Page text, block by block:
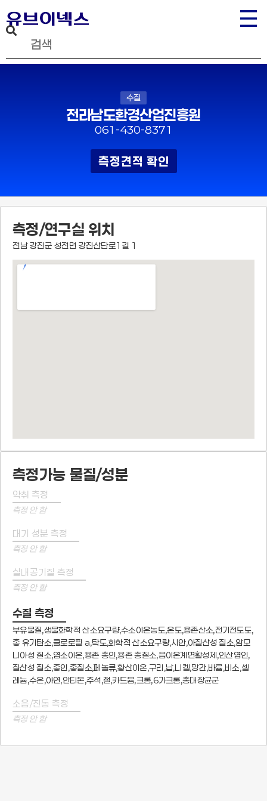
수질
전라남도환경산업진흥원
061-430-8371
측정견적 확인
측정/연구실 위치
전남 강진군 성전면 강진산단로1길 1
측정가능 물질/성분
악취 측정
측정 안 함
대기 성분 측정
측정 안 함
실내공기질 측정
측정 안 함
수질 측정
부유물질,생물화학적 산소요구량,수소이온농도,온도,용존산소,전기전도도,
총 유기탄소,클로로필 a,탁도,화학적 산소요구량,시안,아질산성 질소,암모
니아성 질소,염소이온,용존 총인,용존 총질소,음이온계면활성제,인산염인,
질산성 질소,총인,총질소,페놀류,황산이온,구리,납,니켈,망간,바륨,비소,셀
레늄,수은,아연,안티몬,주석,철,카드뮴,크롬,6가크롬,총대장균군
소음/진동 측정
측정 안 함